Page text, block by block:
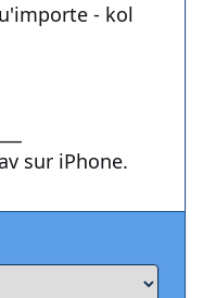
- kol
sur iPhone.